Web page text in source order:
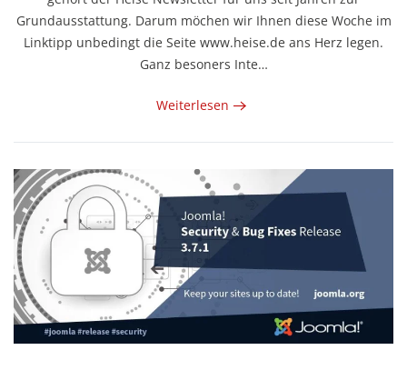
Grundausstattung. Darum möchen wir Ihnen diese Woche im
Linktipp unbedingt die Seite www.heise.de ans Herz legen.
Ganz besoners Inte…
Weiterlesen